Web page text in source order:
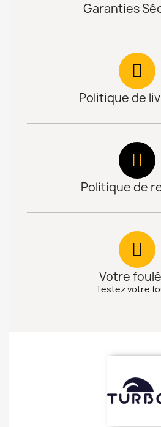
Garanties
Politique de
Politique de
Votre
Testez votre